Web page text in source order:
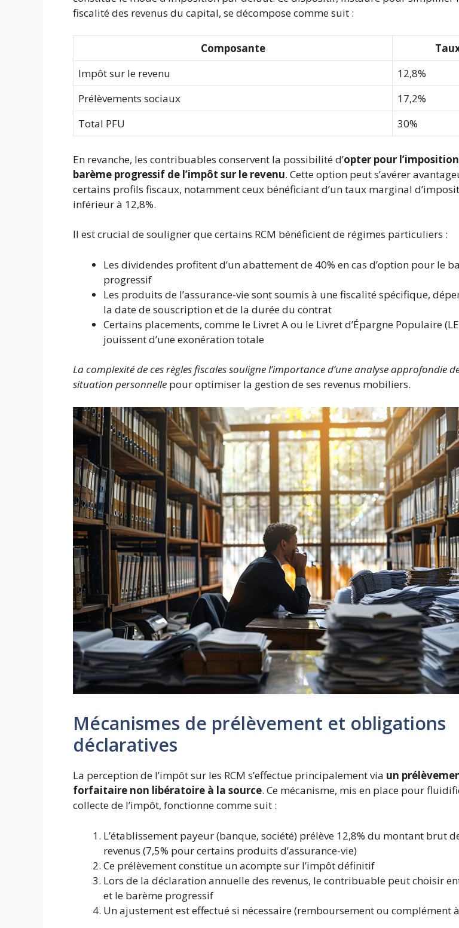
fiscalité des revenus du capital, se décompose comme suit :
Composante
Impôt sur le revenu
12,8%
Prélèvements sociaux
17,2%
Total PFU
30%
En revanche, les contribuables conservent la possibilité d’opter pour
barème progressif de l’impôt sur le revenu. Cette option peut s’avérer
certains profils fiscaux, notamment ceux bénéficiant d’un taux marginal
inférieur à 12,8%.
Il est crucial de souligner que certains RCM bénéficient de régimes particuliers :
Les dividendes profitent d’un abattement de 40% en cas d’option pour le
progressif
Les produits de l’assurance-vie sont soumis à une fiscalité spécifique,
la date de souscription et de la durée du contrat
Certains placements, comme le Livret A ou le Livret d’Épargne Populaire
jouissent d’une exonération totale
La complexité de ces règles fiscales souligne l’importance d’une analyse approfondie
situation personnelle pour optimiser la gestion de ses revenus mobiliers.
Mécanismes de prélèvement et obligations
déclaratives
La perception de l’impôt sur les RCM s’effectue principalement via un
forfaitaire non libératoire à la source. Ce mécanisme, mis en place pour
collecte de l’impôt, fonctionne comme suit :
L’établissement payeur (banque, société) prélève 12,8% du montant brut
revenus (7,5% pour certains produits d’assurance-vie)
Ce prélèvement constitue un acompte sur l’impôt définitif
Lors de la déclaration annuelle des revenus, le contribuable peut choisir
et le barème progressif
Un ajustement est effectué si nécessaire (remboursement ou complément